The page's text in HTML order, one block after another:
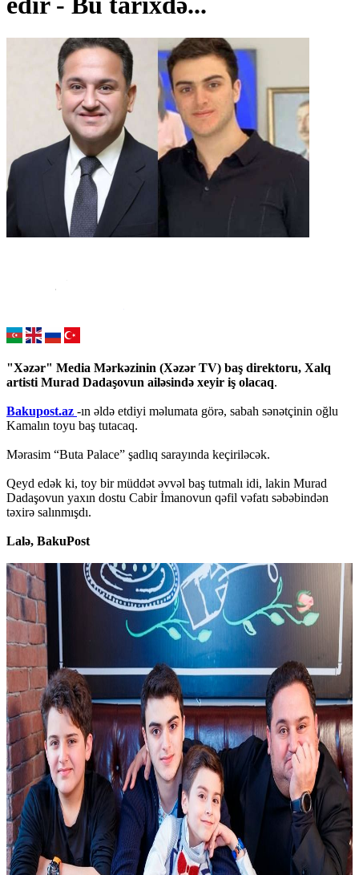
"Xəzər" Media Mərkəzinin (Xəzər TV) baş direktoru, Xalq
artisti Murad Dadaşovun ailəsində xeyir iş olacaq.
Bakupost.az -ın əldə etdiyi məlumata görə, sabah sənətçinin oğlu
Kamalın toyu baş tutacaq.
Mərasim “Buta Palace” şadlıq sarayında keçiriləcək.
Qeyd edək ki, toy bir müddət əvvəl baş tutmalı idi, lakin Murad
Dadaşovun yaxın dostu Cabir İmanovun qəfil vəfatı səbəbindən
təxirə salınmışdı.
Lalə, BakuPost